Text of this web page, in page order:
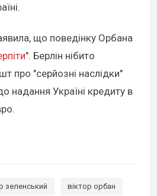
що поведінку Орбана
". Берлін нібито
про "серйозні наслідки"
надання Україні кредиту в
зеленський віктор орбан